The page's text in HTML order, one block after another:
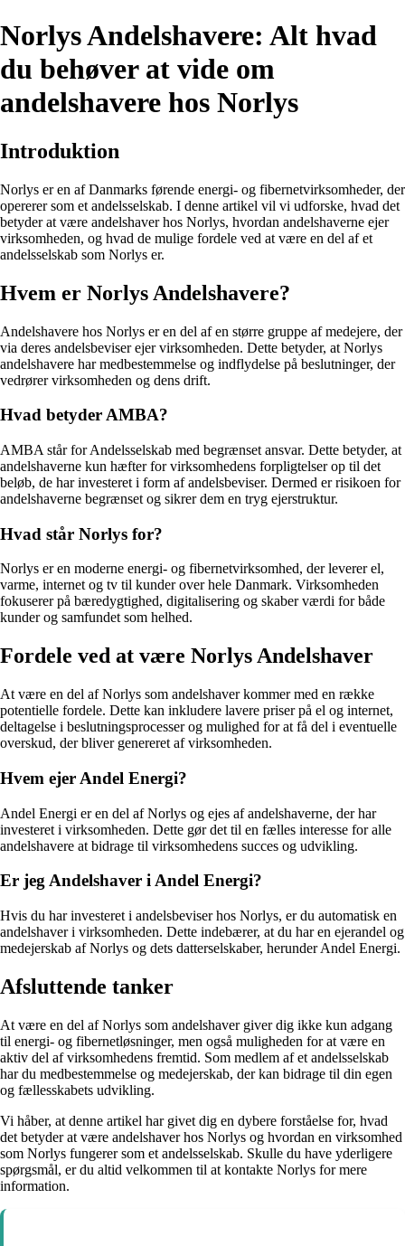
Norlys Andelshavere: Alt hvad
du behøver at vide om
andelshavere hos Norlys
Introduktion
Norlys er en af Danmarks førende energi- og fibernetvirksomheder, der
opererer som et andelsselskab. I denne artikel vil vi udforske, hvad det
betyder at være andelshaver hos Norlys, hvordan andelshaverne ejer
virksomheden, og hvad de mulige fordele ved at være en del af et
andelsselskab som Norlys er.
Hvem er Norlys Andelshavere?
Andelshavere hos Norlys er en del af en større gruppe af medejere, der
via deres andelsbeviser ejer virksomheden. Dette betyder, at Norlys
andelshavere har medbestemmelse og indflydelse på beslutninger, der
vedrører virksomheden og dens drift.
Hvad betyder AMBA?
AMBA står for Andelsselskab med begrænset ansvar. Dette betyder, at
andelshaverne kun hæfter for virksomhedens forpligtelser op til det
beløb, de har investeret i form af andelsbeviser. Dermed er risikoen for
andelshaverne begrænset og sikrer dem en tryg ejerstruktur.
Hvad står Norlys for?
Norlys er en moderne energi- og fibernetvirksomhed, der leverer el,
varme, internet og tv til kunder over hele Danmark. Virksomheden
fokuserer på bæredygtighed, digitalisering og skaber værdi for både
kunder og samfundet som helhed.
Fordele ved at være Norlys Andelshaver
At være en del af Norlys som andelshaver kommer med en række
potentielle fordele. Dette kan inkludere lavere priser på el og internet,
deltagelse i beslutningsprocesser og mulighed for at få del i eventuelle
overskud, der bliver genereret af virksomheden.
Hvem ejer Andel Energi?
Andel Energi er en del af Norlys og ejes af andelshaverne, der har
investeret i virksomheden. Dette gør det til en fælles interesse for alle
andelshavere at bidrage til virksomhedens succes og udvikling.
Er jeg Andelshaver i Andel Energi?
Hvis du har investeret i andelsbeviser hos Norlys, er du automatisk en
andelshaver i virksomheden. Dette indebærer, at du har en ejerandel og
medejerskab af Norlys og dets datterselskaber, herunder Andel Energi.
Afsluttende tanker
At være en del af Norlys som andelshaver giver dig ikke kun adgang
til energi- og fibernetløsninger, men også muligheden for at være en
aktiv del af virksomhedens fremtid. Som medlem af et andelsselskab
har du medbestemmelse og medejerskab, der kan bidrage til din egen
og fællesskabets udvikling.
Vi håber, at denne artikel har givet dig en dybere forståelse for, hvad
det betyder at være andelshaver hos Norlys og hvordan en virksomhed
som Norlys fungerer som et andelsselskab. Skulle du have yderligere
spørgsmål, er du altid velkommen til at kontakte Norlys for mere
information.